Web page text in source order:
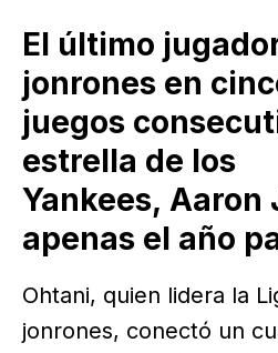
El último
jonrones en
juegos
estrella de los
Yankees, Aaron
apenas el año
Ohtani, quien lidera la
jonrones, conectó un